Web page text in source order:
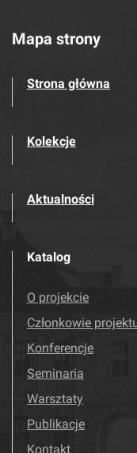
Mapa strony
Strona główna
Kolekcje
Aktualności
Katalog
O projekcie
Członkowie
Konferencje
Seminaria
Warsztaty
Publikacje
Kontakt